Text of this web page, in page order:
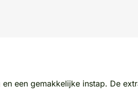
een gemakkelijke instap. De